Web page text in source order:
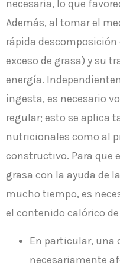
necesaria, lo que
Además, al tomar el
rápida descomposición
exceso de grasa) y su
energía.
ingesta, es necesario
regular; esto se aplica
nutricionales como al
constructivo. Para que
grasa con la ayuda de
mucho tiempo, es
el contenido calórico
En particular, una
necesariamente